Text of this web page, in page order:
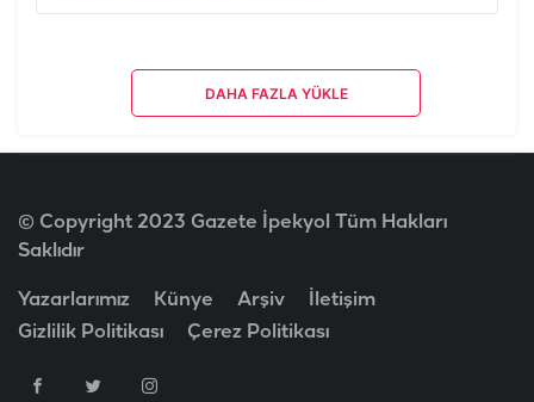
DAHA FAZLA YÜKLE
© Copyright 2023 Gazete İpekyol Tüm Hakları
Saklıdır
Yazarlarımız Künye Arşiv
İletişim
Gizlilik Politikası
Çerez Politikası